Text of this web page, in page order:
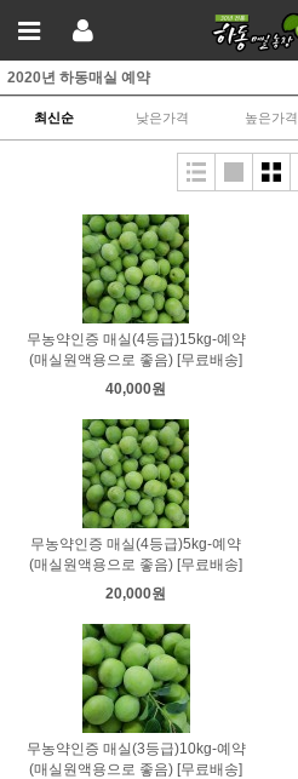
2020년 하동매실 예약
최신순 낮은가격 높은가격
무농약인증 매실(4등급)15kg-예약
(매실원액용으로 좋음) [무료배송]
40,000원
무농약인증 매실(4등급)5kg-예약
(매실원액용으로 좋음) [무료배송]
20,000원
무농약인증 매실(3등급)10kg-예약
(매실원액용으로 좋음) [무료배송]